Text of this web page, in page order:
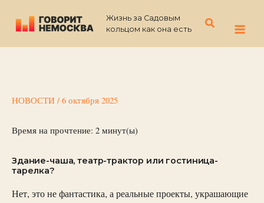
содержимому
Жизнь за Садовым
кольцом как она есть
Поиск
НОВОСТИ / 6 октября 2025
Время на прочтение: 2 минут(ы)
Здание-чаша, театр-трактор или гостиница-
тарелка?
Нет, это не фантастика, а реальные проекты, украшающие